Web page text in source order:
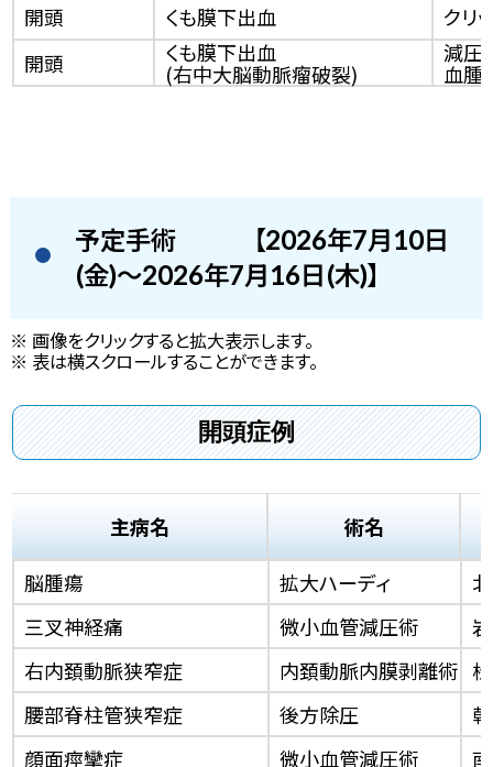
開頭
くも膜下出血
クリ
開頭
くも膜下出血
(右中大脳動脈瘤破裂)
減圧
血腫
予定手術
【2026年7月10日
(金)～2026年7月16日(木)】
※ 画像をクリックすると拡大表示します。
※ 表は横スクロールすることができます。
開頭症例
主病名
術名
脳腫瘍
拡大ハーディ
三叉神経痛
微小血管減圧術
右内頚動脈狭窄症
内頚動脈内膜剥離術
腰部脊柱管狭窄症
後方除圧
顔面痙攣症
微小血管減圧術